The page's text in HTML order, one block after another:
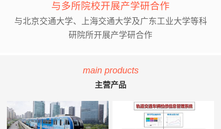
与多所院校开展产学研合作
与北京交通大学、上海交通大学及广东工业大学等科
研院所开展产学研合作
main products
主营产品